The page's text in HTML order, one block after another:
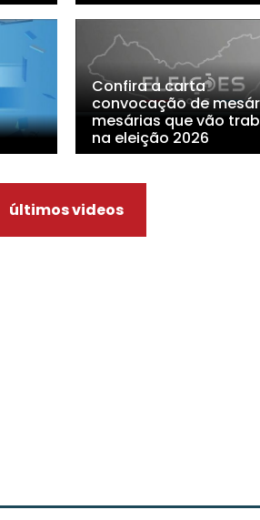
Confira a carta
convocação de
mesárias que vão
na eleição 2026
últimos videos